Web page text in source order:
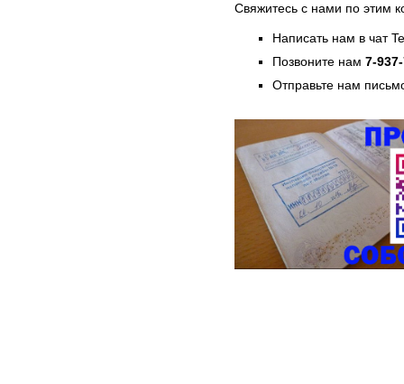
Свяжитесь с нами по этим
Написать нам в чат
Позвоните нам 7-
Отправьте нам